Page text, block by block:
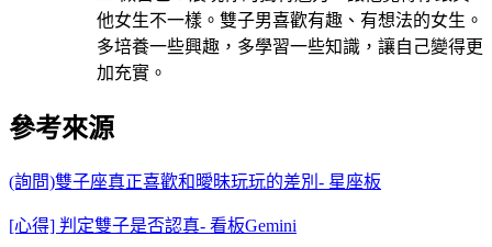
他女生不一樣。雙子男喜歡有趣、有想法的女生。
多培養一些興趣，多學習一些知識，讓自己變得更
加充實。
參考來源
(詢問)雙子座真正喜歡和曖昧玩玩的差別- 星座板
[心得] 判定雙子是否認真- 看板Gemini